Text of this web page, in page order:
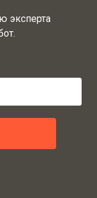
эксперта